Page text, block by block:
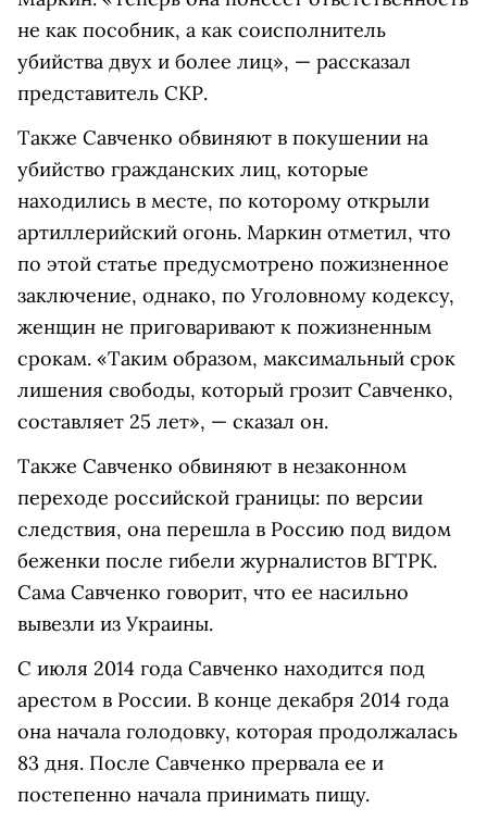
не как пособник, а как соисполнитель
убийства двух и более лиц», — рассказал
представитель СКР.
Также Савченко обвиняют в покушении на
убийство гражданских лиц, которые
находились в месте, по которому открыли
артиллерийский огонь. Маркин отметил, что
по этой статье предусмотрено пожизненное
заключение, однако, по Уголовному кодексу,
женщин не приговаривают к пожизненным
срокам. «Таким образом, максимальный срок
лишения свободы, который грозит Савченко,
составляет 25 лет», — сказал он.
Также Савченко обвиняют в незаконном
переходе российской границы: по версии
следствия, она перешла в Россию под видом
беженки после гибели журналистов ВГТРК.
Сама Савченко говорит, что ее насильно
вывезли из Украины.
С июля 2014 года Савченко находится под
арестом в России. В конце декабря 2014 года
она начала голодовку, которая продолжалась
83 дня. После Савченко прервала ее и
постепенно начала принимать пищу.